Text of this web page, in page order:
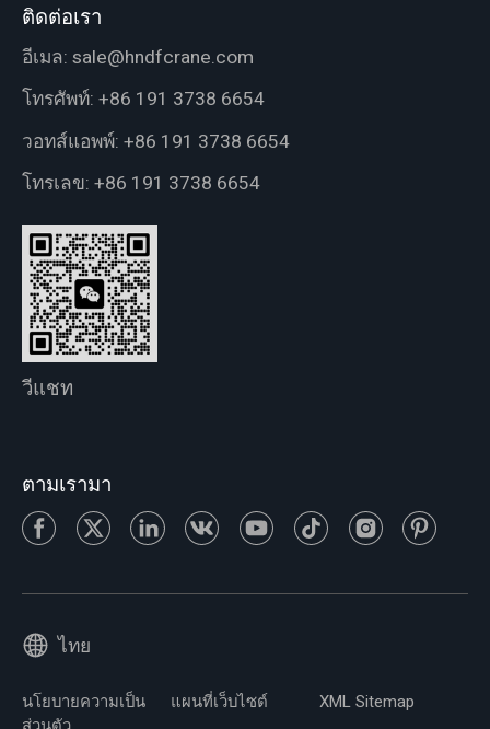
ติดต่อเรา
อีเมล: sale@hndfcrane.com
โทรศัพท์: +86 191 3738 6654
วอทส์แอพพ์: +86 191 3738 6654
โทรเลข: +86 191 3738 6654
วีแชท
ตามเรามา
ไทย
นโยบายความเป็น
แผนที่เว็บไซต์ XML Sitemap